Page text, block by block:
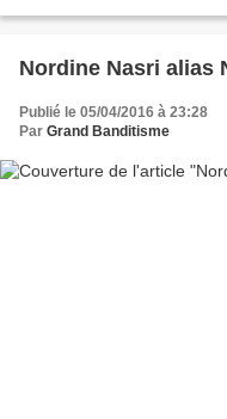
Nordine Nasri alias
Publié le 05/04/2016 à 23:28
Par Grand Banditisme